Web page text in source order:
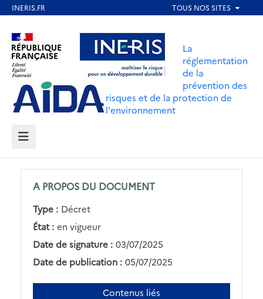
contenu
principal
Aller au contenu Aller au menu
Aller au pied de page
La
réglementation
de la
prévention des
risques et de la protection de
l'environnement
MENU
A PROPOS DU DOCUMENT
Type : Décret
État : en vigueur
Date de signature : 03/07/2025
Date de publication : 05/07/2025
Contenus liés